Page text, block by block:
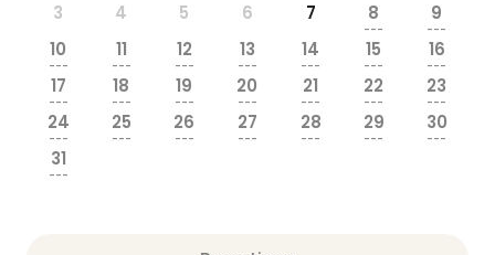
3
4 5 6 7 8
---
9
---
10
---
11
---
12
---
13
---
14
---
15
---
16
---
17
---
18
---
19
---
20
---
21
---
22
---
23
---
24
---
25
---
26
---
27
---
28
---
29
---
30
---
31
---